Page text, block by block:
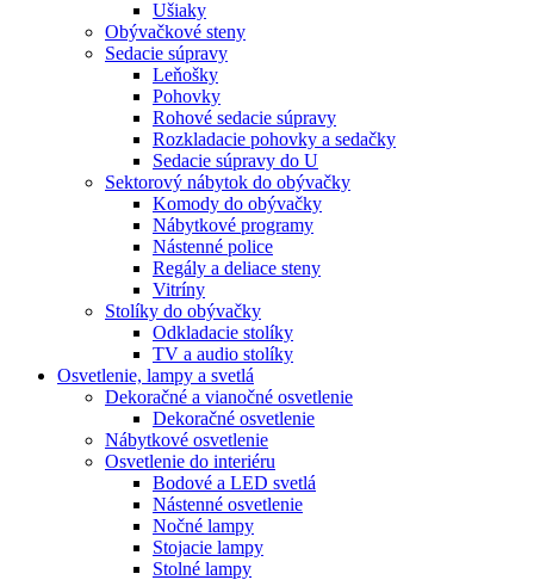
Ušiaky
Obývačkové steny
Sedacie súpravy
Leňošky
Pohovky
Rohové sedacie súpravy
Rozkladacie pohovky a sedačky
Sedacie súpravy do U
Sektorový nábytok do obývačky
Komody do obývačky
Nábytkové programy
Nástenné police
Regály a deliace steny
Vitríny
Stolíky do obývačky
Odkladacie stolíky
TV a audio stolíky
Osvetlenie, lampy a svetlá
Dekoračné a vianočné osvetlenie
Dekoračné osvetlenie
Nábytkové osvetlenie
Osvetlenie do interiéru
Bodové a LED svetlá
Nástenné osvetlenie
Nočné lampy
Stojacie lampy
Stolné lampy